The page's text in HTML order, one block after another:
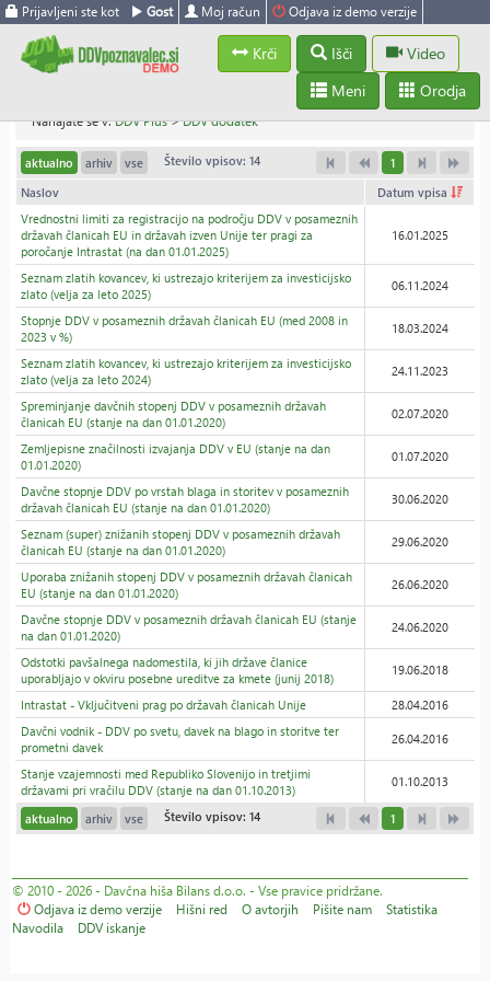
Prijavljeni ste kot Gost Moj račun Odjava iz demo verzije
Krči Išči
Video
Orodja
Meni
Nahajate se v:DDV Plus>DDV dodatek
aktualno arhiv vse Število vpisov: 14 1
Naslov
Datum vpisa
Vrednostni limiti za registracijo na področju DDV v posameznih
državah članicah EU in državah izven Unije ter pragi za
poročanje Intrastat (na dan 01.01.2025)
16.01.2025
Seznam zlatih kovancev, ki ustrezajo kriterijem za investicijsko
zlato (velja za leto 2025)
06.11.2024
Stopnje DDV v posameznih državah članicah EU (med 2008 in
2023 v %)
18.03.2024
Seznam zlatih kovancev, ki ustrezajo kriterijem za investicijsko
zlato (velja za leto 2024)
24.11.2023
Spreminjanje davčnih stopenj DDV v posameznih državah
članicah EU (stanje na dan 01.01.2020)
02.07.2020
Zemljepisne značilnosti izvajanja DDV v EU (stanje na dan
01.01.2020)
01.07.2020
Davčne stopnje DDV po vrstah blaga in storitev v posameznih
državah članicah EU (stanje na dan 01.01.2020)
30.06.2020
Seznam (super) znižanih stopenj DDV v posameznih državah
članicah EU (stanje na dan 01.01.2020)
29.06.2020
Uporaba znižanih stopenj DDV v posameznih državah članicah
EU (stanje na dan 01.01.2020)
26.06.2020
Davčne stopnje DDV v posameznih državah članicah EU (stanje
na dan 01.01.2020)
24.06.2020
Odstotki pavšalnega nadomestila, ki jih države članice
uporabljajo v okviru posebne ureditve za kmete (junij 2018)
19.06.2018
Intrastat - Vključitveni prag po državah članicah Unije
28.04.2016
Davčni vodnik - DDV po svetu, davek na blago in storitve ter
prometni davek
26.04.2016
Stanje vzajemnosti med Republiko Slovenijo in tretjimi
državami pri vračilu DDV (stanje na dan 01.10.2013)
01.10.2013
aktualno arhiv vse Število vpisov: 14 1
© 2010 - 2026 - Davčna hiša Bilans d.o.o. - Vse pravice pridržane.
Odjava iz demo verzije
Hišni red O avtorjih Pišite nam
Statistika
Navodila
DDV iskanje